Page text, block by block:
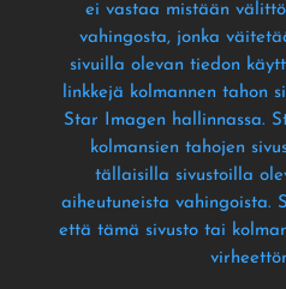
ei vastaa mistään
vahingosta, jonka
sivuilla olevan tiedon
linkkejä kolmannen tahon
Star Imagen hallinnassa.
kolmansien tahojen
tällaisilla sivustoilla
aiheutuneista vahingoista.
että tämä sivusto tai